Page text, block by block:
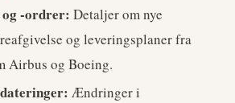
-ordrer: Detaljer om nye
og leveringsplaner fra
Airbus og Boeing.
Ændringer i